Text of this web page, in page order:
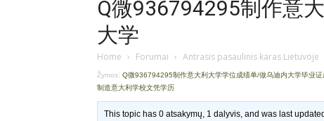
Q微936794295制作意
大学
Home › Forumai › Antrasis pasaulinis karas Lietuvoje
Žymos: Q微936794295制作意大利大学学位成绩单/做乌迪内大学毕业证
制造意大利学校文凭学历
This topic has 0 atsakymų, 1 dalyvis, and was last